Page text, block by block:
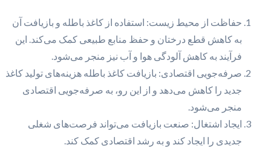
حفاظت از محیط زیست: استفاده از کاغذ باطله و بازیافت آن
به کاهش قطع درختان و حفظ منابع طبیعی کمک می‌کند. این
فرآیند به کاهش آلودگی هوا و آب نیز منجر می‌شود.
صرفه‌جویی اقتصادی: بازیافت کاغذ باطله هزینه‌های تولید کاغذ
جدید را کاهش می‌دهد و از این رو، به صرفه‌جویی اقتصادی
منجر می‌شود.
ایجاد اشتغال: صنعت بازیافت می‌تواند فرصت‌های شغلی
جدیدی را ایجاد کند و به رشد اقتصادی کمک کند.